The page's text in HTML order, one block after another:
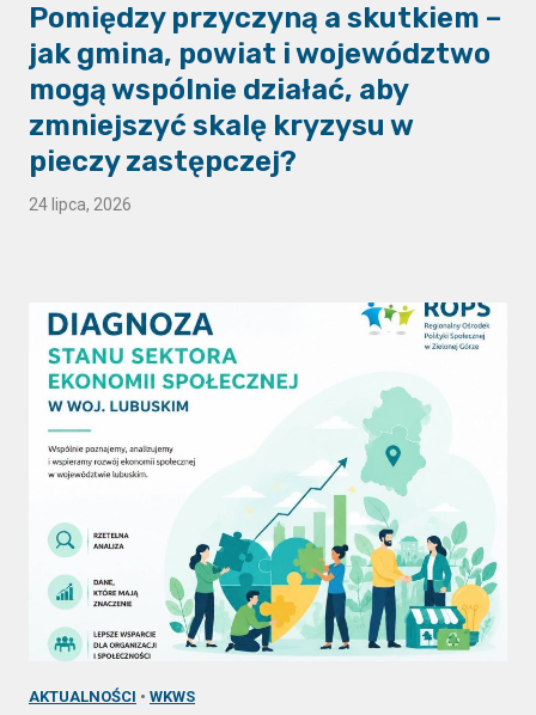
Pomiędzy przyczyną a skutkiem –
jak gmina, powiat i województwo
mogą wspólnie działać, aby
zmniejszyć skalę kryzysu w
pieczy zastępczej?
24 lipca, 2026
AKTUALNOŚCI • WKWS